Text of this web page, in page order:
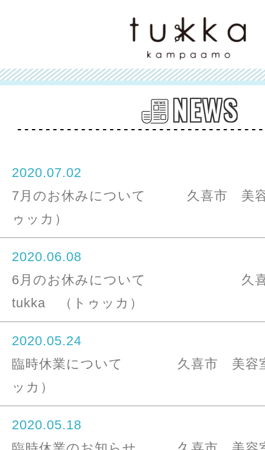
NEWS
2020.07.02
7月のお休みについて 久喜市 美
ゥッカ）
2020.06.08
6月のお休みについて 久
tukka （トゥッカ）
2020.05.24
臨時休業について 久喜市 美容
ッカ）
2020.05.18